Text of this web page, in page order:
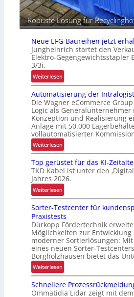
e
n
Robuste Lösung für
Neue EFG-Baureihen jetzt
Jungheinrich startet den
Elektro-Gegengewichtsstapler
3/3i.
Weiterlesen:
N
e
u
e
E
F
G
-
B
a
u
e
i
h
e
n
j
e
t
z
e
Automatisierung der
Die Wagner eCommerce
Logic als
Konzeption und Realisierung
Anlage mit 50.000
vollautomatisierter
Weiterlesen:
A
u
t
o
m
a
t
i
s
i
e
r
u
n
g
d
Top gerüstet für das KI-
TKD Kabel ist unter den
Jahres 2026.
Weiterlesen:
T
o
p
g
e
r
ü
s
t
e
t
Sorter-Testcenter für
Praxistests
Dürkopp Fördertechnik
Möglichkeiten zur
moderner Sortierlösungen:
eines neuen Sorter-
Borgholzhausen bietet das
Weiterlesen:
S
o
r
Schnellere
Ommatidia Lidar zeigt mit